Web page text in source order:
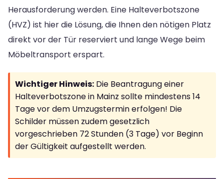
Herausforderung werden. Eine Halteverbotszone
(HVZ) ist hier die Lösung, die Ihnen den nötigen Platz
direkt vor der Tür reserviert und lange Wege beim
Möbeltransport erspart.
Wichtiger Hinweis: Die Beantragung einer
Halteverbotszone in Mainz sollte mindestens 14
Tage vor dem Umzugstermin erfolgen! Die
Schilder müssen zudem gesetzlich
vorgeschrieben 72 Stunden (3 Tage) vor Beginn
der Gültigkeit aufgestellt werden.